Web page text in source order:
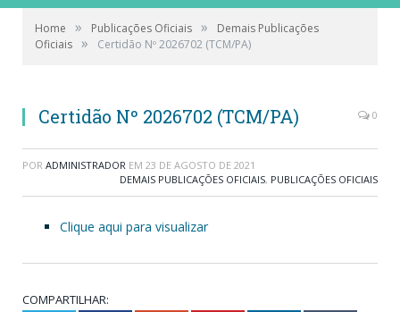
Home » Publicações Oficiais »
Demais Publicações
Oficiais » Certidão Nº 2026702 (TCM/PA)
Certidão Nº 2026702 (TCM/PA) 0
POR ADMINISTRADOR EM 23 DE AGOSTO DE 2021
DEMAIS PUBLICAÇÕES OFICIAIS, PUBLICAÇÕES OFICIAIS
Clique aqui para visualizar
COMPARTILHAR: